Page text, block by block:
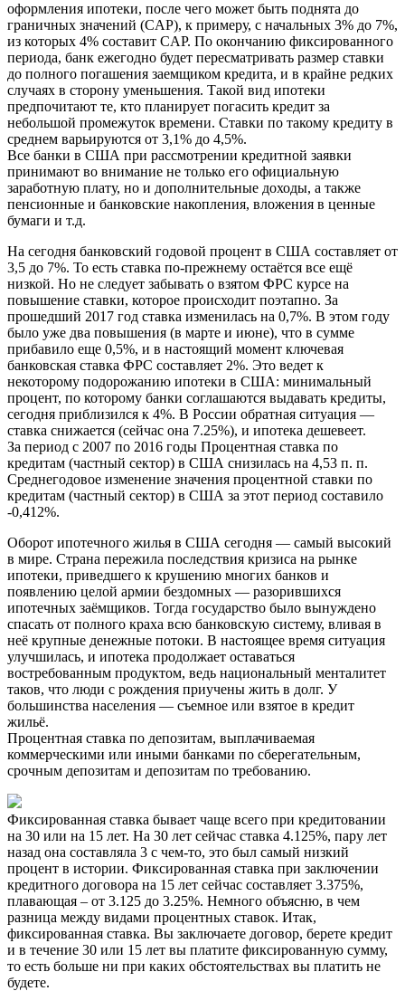
оформления ипотеки, после чего может быть поднята до
граничных значений (CAP), к примеру, с начальных 3% до 7%,
из которых 4% составит CAP. По окончанию фиксированного
периода, банк ежегодно будет пересматривать размер ставки
до полного погашения заемщиком кредита, и в крайне редких
случаях в сторону уменьшения. Такой вид ипотеки
предпочитают те, кто планирует погасить кредит за
небольшой промежуток времени. Ставки по такому кредиту в
среднем варьируются от 3,1% до 4,5%.
Все банки в США при рассмотрении кредитной заявки
принимают во внимание не только его официальную
заработную плату, но и дополнительные доходы, а также
пенсионные и банковские накопления, вложения в ценные
бумаги и т.д.
На сегодня банковский годовой процент в США составляет от
3,5 до 7%. То есть ставка по-прежнему остаётся все ещё
низкой. Но не следует забывать о взятом ФРС курсе на
повышение ставки, которое происходит поэтапно. За
прошедший 2017 год ставка изменилась на 0,7%. В этом году
было уже два повышения (в марте и июне), что в сумме
прибавило еще 0,5%, и в настоящий момент ключевая
банковская ставка ФРС составляет 2%. Это ведет к
некоторому подорожанию ипотеки в США: минимальный
процент, по которому банки соглашаются выдавать кредиты,
сегодня приблизился к 4%. В России обратная ситуация —
ставка снижается (сейчас она 7.25%), и ипотека дешевеет.
За период с 2007 по 2016 годы Процентная ставка по
кредитам (частный сектор) в США снизилась на 4,53 п. п.
Среднегодовое изменение значения процентной ставки по
кредитам (частный сектор) в США за этот период составило
-0,412%.
Оборот ипотечного жилья в США сегодня — самый высокий
в мире. Страна пережила последствия кризиса на рынке
ипотеки, приведшего к крушению многих банков и
появлению целой армии бездомных — разорившихся
ипотечных заёмщиков. Тогда государство было вынуждено
спасать от полного краха всю банковскую систему, вливая в
неё крупные денежные потоки. В настоящее время ситуация
улучшилась, и ипотека продолжает оставаться
востребованным продуктом, ведь национальный менталитет
таков, что люди с рождения приучены жить в долг. У
большинства населения — съемное или взятое в кредит
жильё.
Процентная ставка по депозитам, выплачиваемая
коммерческими или иными банками по сберегательным,
срочным депозитам и депозитам по требованию.
Фиксированная ставка бывает чаще всего при кредитовании
на 30 или на 15 лет. На 30 лет сейчас ставка 4.125%, пару лет
назад она составляла 3 с чем-то, это был самый низкий
процент в истории. Фиксированная ставка при заключении
кредитного договора на 15 лет сейчас составляет 3.375%,
плавающая – от 3.125 до 3.25%. Немного объясню, в чем
разница между видами процентных ставок. Итак,
фиксированная ставка. Вы заключаете договор, берете кредит
и в течение 30 или 15 лет вы платите фиксированную сумму,
то есть больше ни при каких обстоятельствах вы платить не
будете.